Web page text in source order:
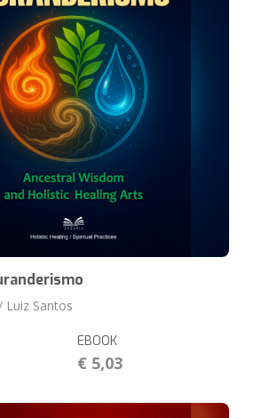
Luiz Santos
EBOOK
€ 5,03